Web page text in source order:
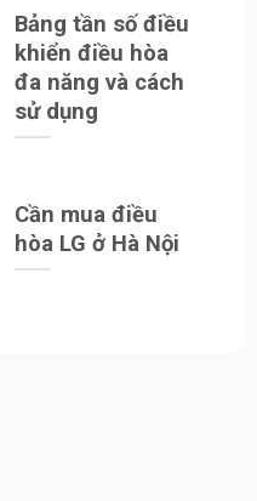
Bảng tần số điều
khiển điều hòa
đa năng và cách
sử dụng
Cần mua điều
hòa LG ở Hà Nội